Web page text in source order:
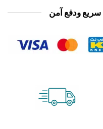
ودفع آمن